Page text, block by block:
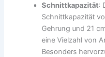
Schnittkapazität:
Schnittkapazität
Gehrung und 21
eine Vielzahl von
Besonders